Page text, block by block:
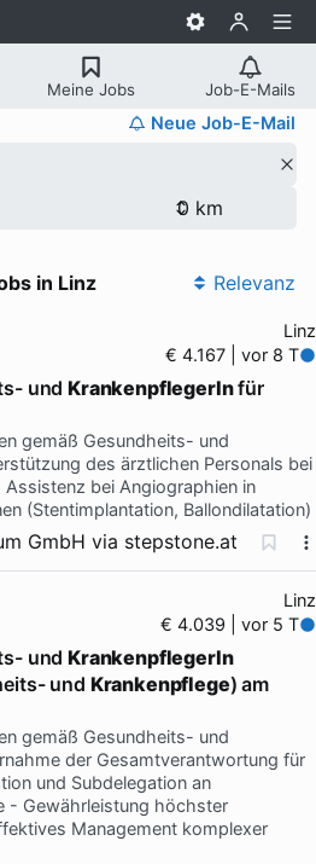
Meine Jobs Job-E-Mails
Neue Job-E-Mail
in Linz Relevanz
Linz
€ 4.167 | vor 8 T
undKrankenpflegerInfür
gemäß Gesundheits- und
des ärztlichen Personals bei
bei Angiographien in
(Stentimplantation, Ballondilatation)
GmbH via stepstone.at
Linz
€ 4.039 | vor 5 T
undKrankenpflegerIn
und Krankenpflege) am
gemäß Gesundheits- und
der Gesamtverantwortung für
und Subdelegation an
- Gewährleistung höchster
Management komplexer